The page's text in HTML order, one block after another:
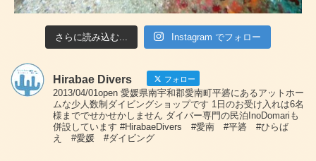
さらに読み込む... Instagram でフォロー
Hirabae Divers フォロー
2013/04/01open 愛媛県南宇和郡愛南町平碆にあるアットホー
ムな少人数制ダイビングショップです 1日のお受け入れは6名
様まででせかせかしません ダイバー専門の民泊InoDomariも
併設しています #HirabaeDivers #愛南 #平碆 #ひらば
え #愛媛 #ダイビング